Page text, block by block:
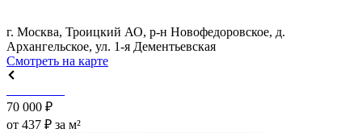
г. Москва, Троицкий АО, р-н Новофедоровское, д.
Архангельское, ул. 1-я Дементьевская
Смотреть на карте
70 000 ₽
от 437 ₽ за м²